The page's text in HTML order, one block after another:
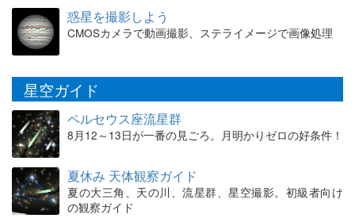
惑星を撮影しよう
CMOSカメラで動画撮影、ステライメージで画像処理
星空ガイド
ペルセウス座流星群
8月12～13日が一番の見ごろ。月明かりゼロの好条件！
夏休み 天体観察ガイド
夏の大三角、天の川、流星群、星空撮影。初級者向け
の観察ガイド